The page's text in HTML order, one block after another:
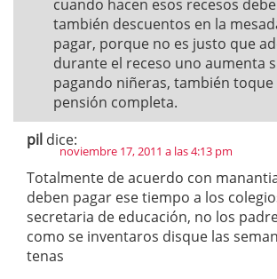
cuando hacen esos recesos
también descuentos en la
pagar, porque no es justo que
durante el receso uno aumenta
pagando niñeras, también toque
pensión completa.
pil dice:
noviembre 17, 2011 a las 4:13 pm
Totalmente de acuerdo con
deben pagar ese tiempo a los
secretaria de educación, no los
como se inventaros disque las
tenas